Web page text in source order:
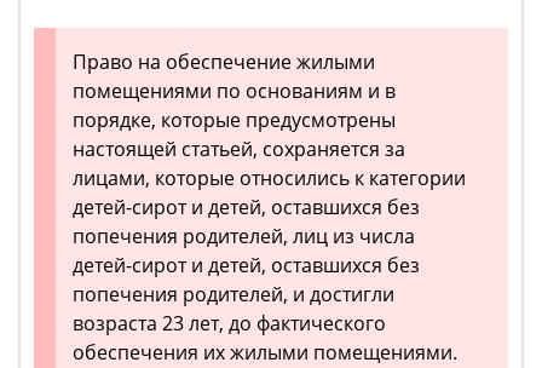
Право на обеспечение жилыми
помещениями по основаниям и в
порядке, которые предусмотрены
настоящей статьей, сохраняется за
лицами, которые относились к категории
детей-сирот и детей, оставшихся без
попечения родителей, лиц из числа
детей-сирот и детей, оставшихся без
попечения родителей, и достигли
возраста 23 лет, до фактического
обеспечения их жилыми помещениями.